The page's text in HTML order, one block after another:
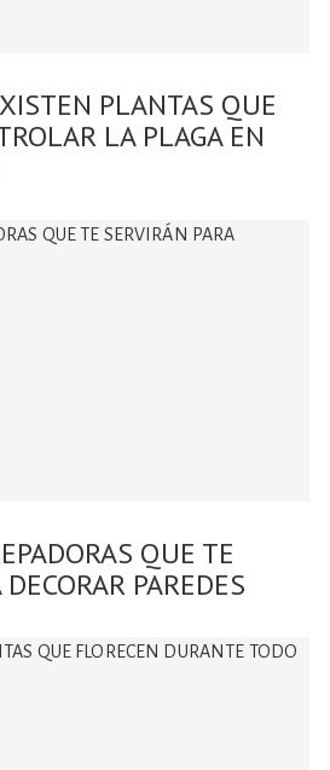
PLANTAS QUE
LA PLAGA EN
QUE TE
PAREDES